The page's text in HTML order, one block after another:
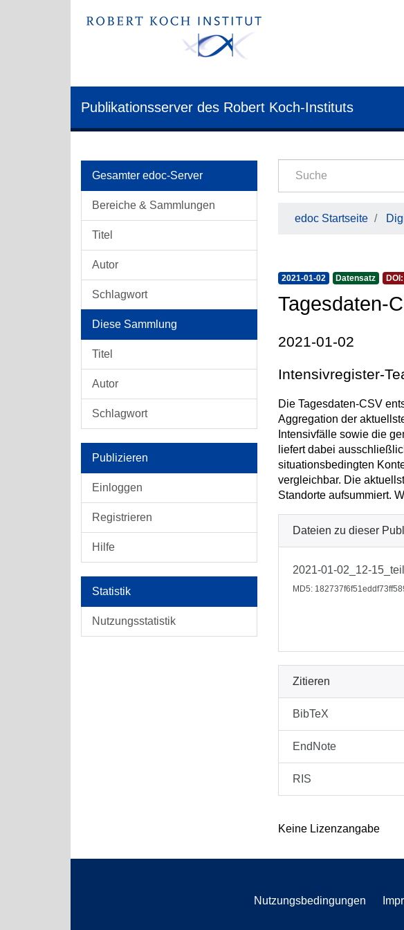
Publikationsserver des Robert Koch-Instituts
Gesamter edoc-Server
Bereiche & Sammlungen
Titel
Autor
Schlagwort
Diese Sammlung
Titel
Autor
Schlagwort
Publizieren
Einloggen
Registrieren
Hilfe
Statistik
Nutzungsstatistik
edoc Startseite
2021-01-02 Datensatz
Tagesdaten-
2021-01-02
Intensivregister-
Die Tagesdaten-CSV
Aggregation der
Intensivfälle sowie die
liefert dabei
situationsbedingten
vergleichbar. Die
Standorte aufsummiert.
Dateien zu dieser
2021-01-02_12-
MD5:
Zitieren
BibTeX
EndNote
RIS
Keine Lizenzangabe
Nutzungsbedingungen